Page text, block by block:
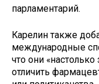
парламентарий.
Карелин также
международные
что они
отличить